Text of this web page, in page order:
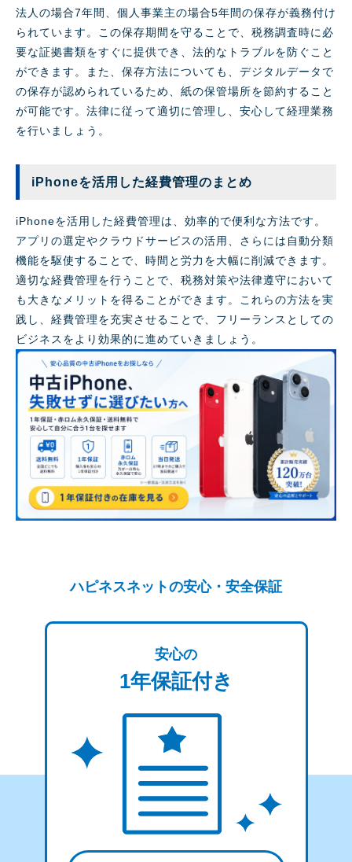
法人の場合7年間、個人事業主の場合5年間の保存が義務付け
られています。この保存期間を守ることで、税務調査時に必
要な証拠書類をすぐに提供でき、法的なトラブルを防ぐこと
ができます。また、保存方法についても、デジタルデータで
の保存が認められているため、紙の保管場所を節約すること
が可能です。法律に従って適切に管理し、安心して経理業務
を行いましょう。
iPhoneを活用した経費管理のまとめ
iPhoneを活用した経費管理は、効率的で便利な方法です。
アプリの選定やクラウドサービスの活用、さらには自動分類
機能を駆使することで、時間と労力を大幅に削減できます。
適切な経費管理を行うことで、税務対策や法律遵守において
も大きなメリットを得ることができます。これらの方法を実
践し、経費管理を充実させることで、フリーランスとしての
ビジネスをより効果的に進めていきましょう。
ハピネスネットの安心・安全保証
安心の
1年保証付き